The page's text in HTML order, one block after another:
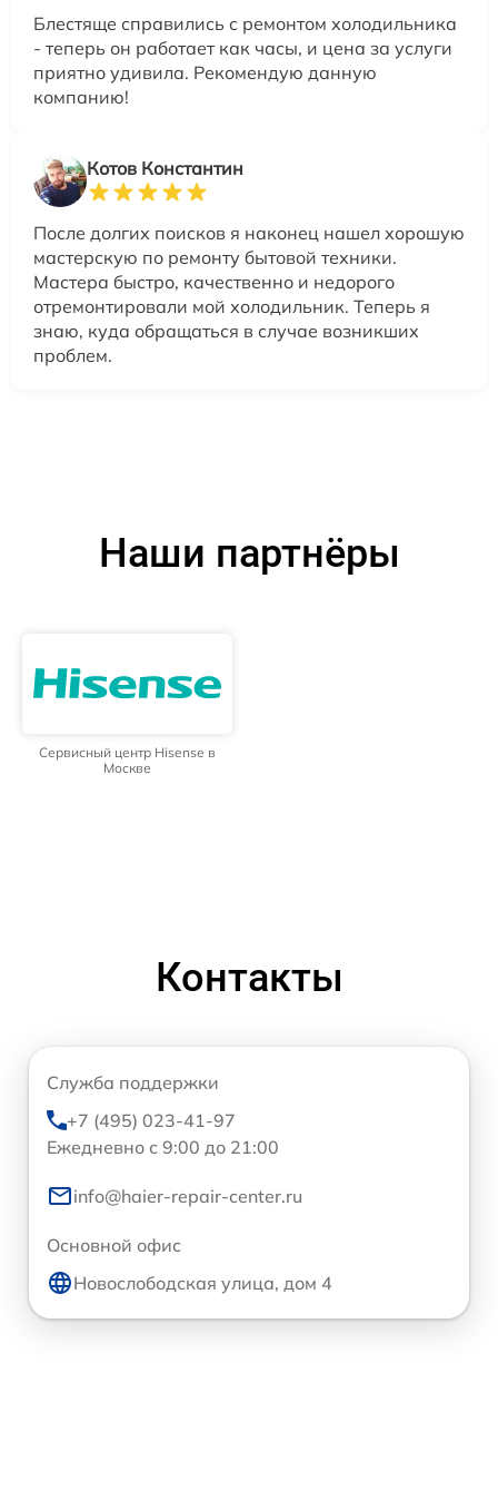
Блестяще справились с ремонтом холодильника
- теперь он работает как часы, и цена за услуги
приятно удивила. Рекомендую данную
компанию!
Котов Константин
После долгих поисков я наконец нашел хорошую
мастерскую по ремонту бытовой техники.
Мастера быстро, качественно и недорого
отремонтировали мой холодильник. Теперь я
знаю, куда обращаться в случае возникших
проблем.
Наши партнёры
Сервисный центр Hisense в
Москве
Контакты
Служба поддержки
+7 (495) 023-41-97
Ежедневно с 9:00 до 21:00
info@haier-repair-center.ru
Основной офис
Новослободская улица, дом 4